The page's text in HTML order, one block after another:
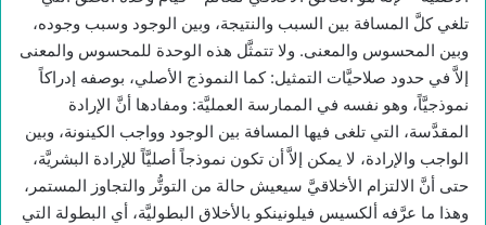
تلغي كلَّ المسافة بين السبب والنتيجة، وبين الوجود وسبب وجوده،
وبين المحسوس والمعنى. ولا تتمثَّل هذه الوحدة للمحسوس والمعنى
إلاَّ في حدود صلاحيَّات التمثيل: كما النموذج الأصلي، بوصفه إدراكاً
نموذجيَّاً، وهو نفسه في الممارسة العمليَّة: ومفادها أنَّ الإرادة
المقدَّسة، التي تلغى فيها المسافة بين الوجود وواجب الكينونة، وبين
الواجب والإرادة، لا يمكن إلاَّ أن تكون نموذجاً أصليَّاً للإرادة البشريَّة،
حتى أنَّ الالتزام الأخلاقيَّ سيعيش حالة من التوتُّر والتجاوز المستمر،
وهذا ما عرَّفه ألكسيس فيلونينكو بالأخلاق البطوليَّة، أي البطولة التي